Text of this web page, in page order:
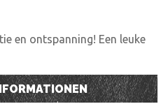
en ontspanning! Een leuke